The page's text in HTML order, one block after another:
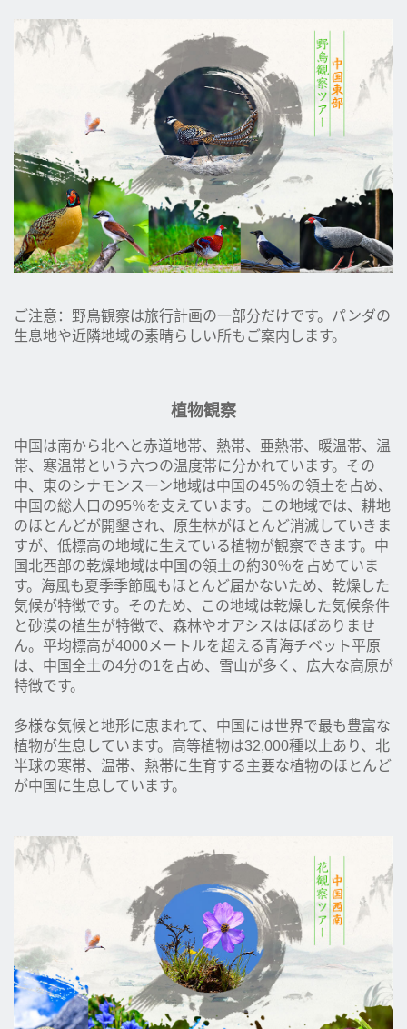
ご注意：野鳥観察は旅行計画の一部分だけです。パンダの
生息地や近隣地域の素晴らしい所もご案内します。
植物観察
中国は南から北へと赤道地帯、熱帯、亜熱帯、暖温帯、温
帯、寒温帯という六つの温度帯に分かれています。その
中、東のシナモンスーン地域は中国の45％の領土を占め、
中国の総人口の95％を支えています。この地域では、耕地
のほとんどが開墾され、原生林がほとんど消滅していきま
すが、低標高の地域に生えている植物が観察できます。中
国北西部の乾燥地域は中国の領土の約30％を占めていま
す。海風も夏季季節風もほとんど届かないため、乾燥した
気候が特徴です。そのため、この地域は乾燥した気候条件
と砂漠の植生が特徴で、森林やオアシスはほぼありませ
ん。平均標高が4000メートルを超える青海チベット平原
は、中国全土の4分の1を占め、雪山が多く、広大な高原が
特徴です。
多様な気候と地形に恵まれて、中国には世界で最も豊富な
植物が生息しています。高等植物は32,000種以上あり、北
半球の寒帯、温帯、熱帯に生育する主要な植物のほとんど
が中国に生息しています。